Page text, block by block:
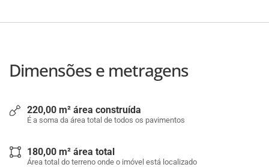
Dimensões e metragens
220,00 m² área construída
É a soma da área total de todos os pavimentos
180,00 m² área total
Área total do terreno onde o imóvel está localizado